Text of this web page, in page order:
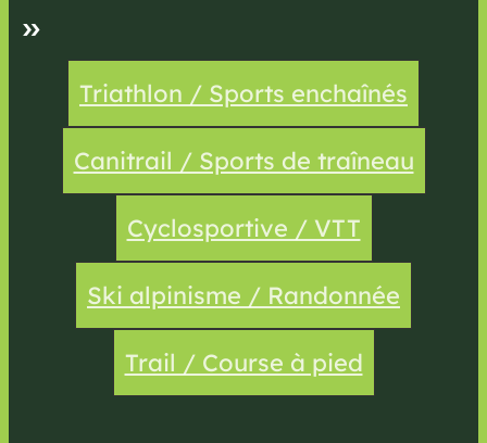
»
Triathlon / Sports enchaînés
Canitrail / Sports de traîneau
Cyclosportive / VTT
Ski alpinisme / Randonnée
Trail / Course à pied